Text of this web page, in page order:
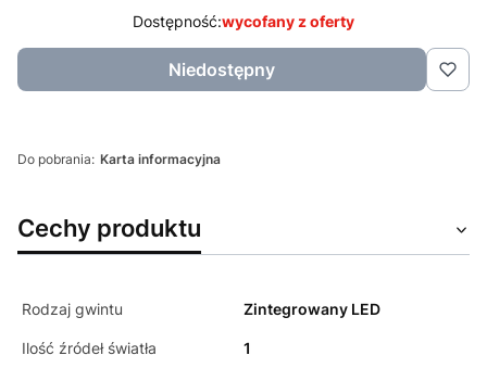
Dostępność:wycofany z oferty
Niedostępny
Do pobrania: Karta informacyjna
Cechy produktu
Rodzaj gwintu Zintegrowany LED
Ilość źródeł światła 1